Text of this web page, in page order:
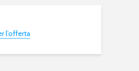
l’offerta